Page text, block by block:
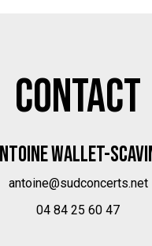
CONTACT
WALLET-
antoine@sudconcerts.net
04 84 25 60 47